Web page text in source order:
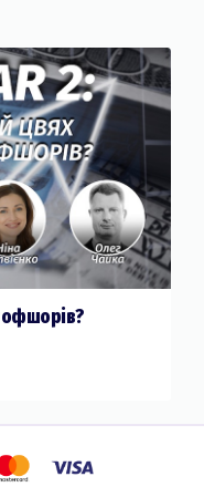
офшорів?